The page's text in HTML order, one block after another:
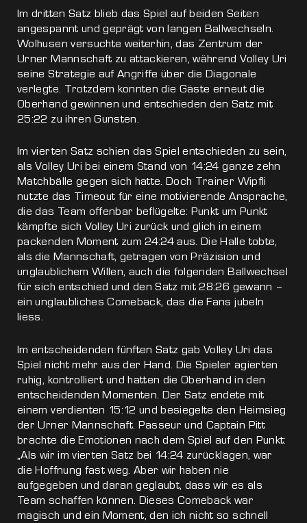
Im dritten Satz blieb das Spiel auf beiden Seiten
angespannt und geprägt von langen Ballwechseln.
Wolhusen versuchte weiterhin, das Zentrum der
Urner Mannschaft zu attackieren, während Volley Uri
seine Strategie auf Angriffe über die Diagonale
verlegte. Trotzdem konnten die Gäste erneut die
Oberhand gewinnen und entschieden den Satz mit
25:22 zu ihren Gunsten.
Im vierten Satz schien das Spiel entschieden zu sein,
als Volley Uri bei einem Stand von 14:24 ganze zehn
Matchbälle gegen sich hatte. Doch Trainer Wipfli
nutzte das Timeout für eine motivierende Ansprache,
die das Team offenbar beflügelte: Punkt um Punkt
kämpfte sich Volley Uri zurück und glich in einem
packenden Moment zum 24:24 aus. Die Halle tobte,
als die Mannschaft, getragen von Präzision und
unglaublichem Willen, auch die folgenden Ballwechsel
für sich entschied und den Satz mit 28:26 gewann –
ein unglaubliches Comeback, das die Fans jubeln
liess.
Im entscheidenden fünften Satz gab Volley Uri das
Spiel nicht mehr aus der Hand. Die Spieler agierten
ruhig, kontrolliert und hatten die Oberhand in den
entscheidenden Momenten. Der Satz endete mit
einem verdienten 15:12 und besiegelte den Heimsieg
der Urner Mannschaft. Passeur und Captain Pitt
brachte die Emotionen nach dem Spiel auf den Punkt:
„Als wir im vierten Satz bei 14:24 zurücklagen, war
die Hoffnung fast weg. Aber wir haben nie
aufgegeben und daran geglaubt, dass wir es als
Team schaffen können. Dieses Comeback war
magisch und ein Moment, den ich nicht so schnell